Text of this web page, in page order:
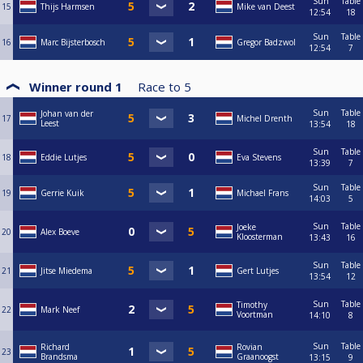
Meer info is hier te vinden:
15 Thijs Harmsen Mike van Deest
12:54
18
16 Marc Bijsterbosch Gregor Badzwol
Sun
12:54
Table
7
Winner round 1 Race to 5
17
Johan van der
Leest
Michel Drenth
Sun
13:54
Table
18
18 Eddie Lutjes Eva Stevens
Sun
13:39
Table
7
19 Gerrie Kuik Michael Frans
Sun
14:03
Table
5
20 Alex Boeve
Joeke
Kloosterman
Sun
13:43
Table
16
21 Jitse Miedema Gert Lutjes
Sun
13:54
Table
12
22 Mark Neef
Timothy
Voortman
Sun
14:10
Table
8
23
Richard
Brandsma
Rovian
Graanoogst
Sun
13:15
Table
9